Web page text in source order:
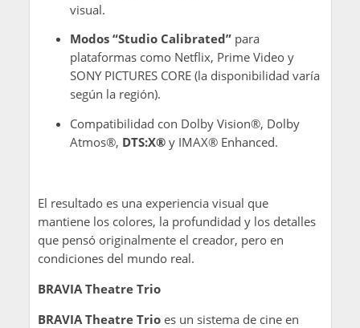
visual.
Modos “Studio Calibrated” para
plataformas como Netflix, Prime Video y
SONY PICTURES CORE (la disponibilidad varía
según la región).
Compatibilidad con Dolby Vision®, Dolby
Atmos®, DTS:X®y IMAX® Enhanced.
El resultado es una experiencia visual que
mantiene los colores, la profundidad y los detalles
que pensó originalmente el creador, pero en
condiciones del mundo real.
BRAVIA Theatre Trio
BRAVIA Theatre Trioes un sistema de cine en